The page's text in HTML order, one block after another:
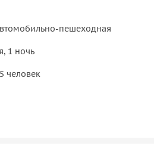
пешеходная
1 ночь
человек